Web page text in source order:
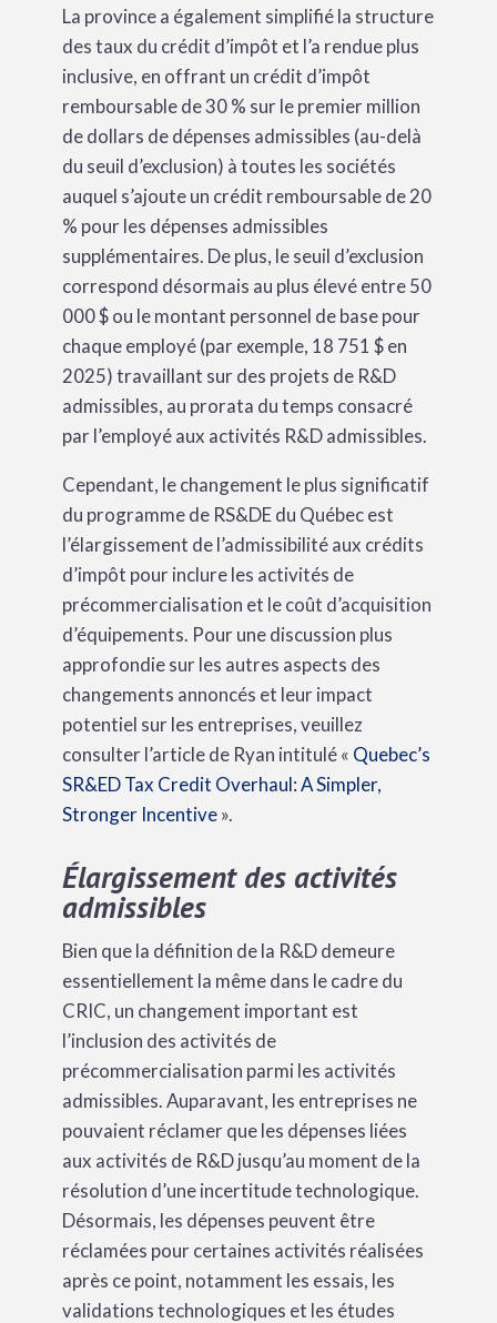
La province a également simplifié la structure
des taux du crédit d’impôt et l’a rendue plus
inclusive, en offrant un crédit d’impôt
remboursable de 30 % sur le premier million
de dollars de dépenses admissibles (au-delà
du seuil d’exclusion) à toutes les sociétés
auquel s’ajoute un crédit remboursable de 20
% pour les dépenses admissibles
supplémentaires. De plus, le seuil d’exclusion
correspond désormais au plus élevé entre 50
000 $ ou le montant personnel de base pour
chaque employé (par exemple, 18 751 $ en
2025) travaillant sur des projets de R&D
admissibles, au prorata du temps consacré
par l’employé aux activités R&D admissibles.
Cependant, le changement le plus significatif
du programme de RS&DE du Québec est
l’élargissement de l’admissibilité aux crédits
d’impôt pour inclure les activités de
précommercialisation et le coût d’acquisition
d’équipements. Pour une discussion plus
approfondie sur les autres aspects des
changements annoncés et leur impact
potentiel sur les entreprises, veuillez
consulter l’article de Ryan intitulé « Quebec’s
SR&ED Tax Credit Overhaul: A Simpler,
Stronger Incentive».
Élargissement des activités
admissibles
Bien que la définition de la R&D demeure
essentiellement la même dans le cadre du
CRIC, un changement important est
l’inclusion des activités de
précommercialisation parmi les activités
admissibles. Auparavant, les entreprises ne
pouvaient réclamer que les dépenses liées
aux activités de R&D jusqu’au moment de la
résolution d’une incertitude technologique.
Désormais, les dépenses peuvent être
réclamées pour certaines activités réalisées
après ce point, notamment les essais, les
validations technologiques et les études